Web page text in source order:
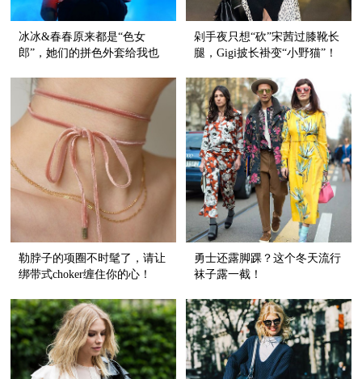
冰冰&春春原来都是“色女
郎”，她们的拼色外套给我也
剁手夜只想“砍”宋茜过膝靴长
腿，Gigi披长褂变“小野猫”！
勒脖子的项圈不时髦了，请让
绑带式choker缠住你的心！
勇士还露脚踝？这个冬天流行
袜子露一截！